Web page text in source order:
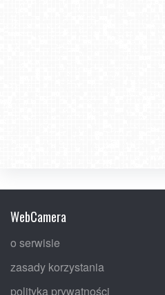
WebCamera
o serwisie
zasady korzystania
polityka prywatności